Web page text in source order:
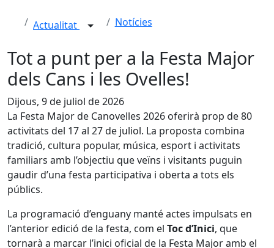
Actualitat Notícies
Tot a punt per a la Festa Major
dels Cans i les Ovelles!
Dijous, 9 de juliol de 2026
La Festa Major de Canovelles 2026 oferirà prop de 80
activitats del 17 al 27 de juliol. La proposta combina
tradició, cultura popular, música, esport i activitats
familiars amb l’objectiu que veïns i visitants puguin
gaudir d’una festa participativa i oberta a tots els
públics.
La programació d’enguany manté actes impulsats en
l’anterior edició de la festa, com el Toc d’Inici, que
tornarà a marcar l’inici oficial de la Festa Major amb el